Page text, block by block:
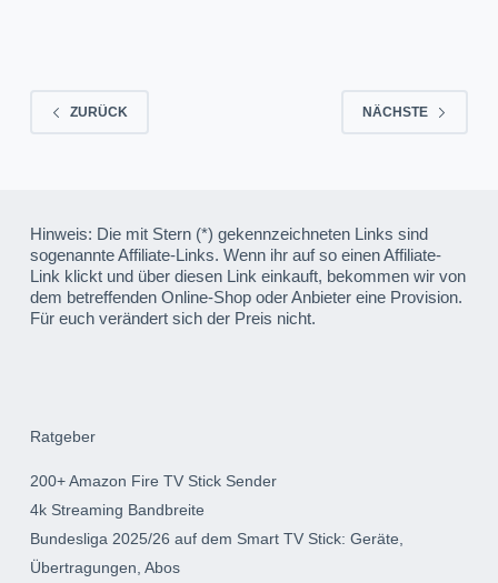
ZURÜCK
NÄCHSTE
Hinweis: Die mit Stern (*) gekennzeichneten Links sind
sogenannte Affiliate-Links. Wenn ihr auf so einen Affiliate-
Link klickt und über diesen Link einkauft, bekommen wir von
dem betreffenden Online-Shop oder Anbieter eine Provision.
Für euch verändert sich der Preis nicht.
Ratgeber
200+ Amazon Fire TV Stick Sender
4k Streaming Bandbreite
Bundesliga 2025/26 auf dem Smart TV Stick: Geräte,
Übertragungen, Abos